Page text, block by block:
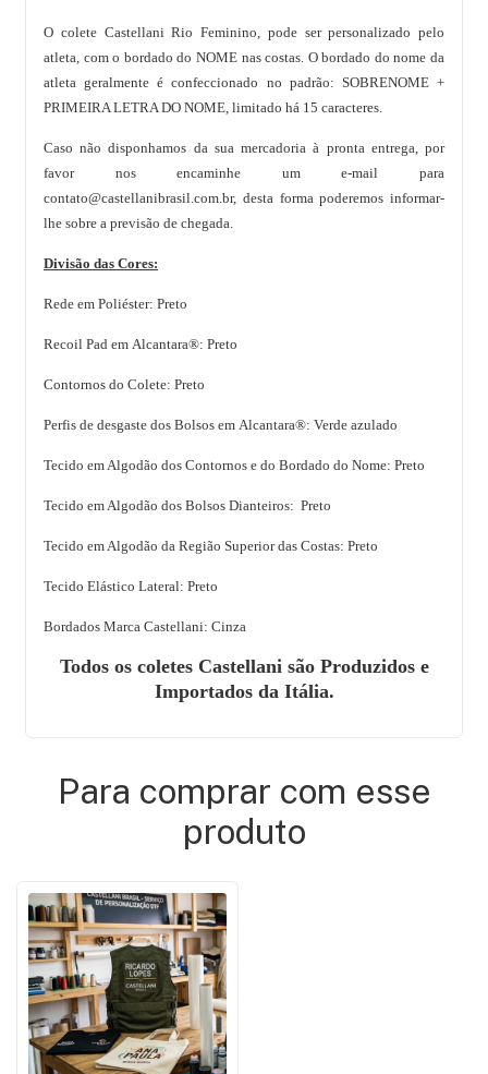
O colete Castellani Rio Feminino, pode ser personalizado pelo
atleta, com o bordado do NOME nas costas. O bordado do nome da
atleta geralmente é confeccionado no padrão: SOBRENOME +
PRIMEIRA LETRA DO NOME, limitado há 15 caracteres.
Caso não disponhamos da sua mercadoria à pronta entrega, por
favor nos encaminhe um e-mail para
contato@castellanibrasil.com.br, desta forma poderemos informar-
lhe sobre a previsão de chegada.
Divisão das Cores:
Rede em Poliéster: Preto
Recoil Pad em Alcantara®: Preto
Contornos do Colete: Preto
Perfis de desgaste dos Bolsos em Alcantara®: Verde azulado
Tecido em Algodão dos Contornos e do Bordado do Nome: Preto
Tecido em Algodão dos Bolsos Dianteiros: Preto
Tecido em Algodão da Região Superior das Costas: Preto
Tecido Elástico Lateral: Preto
Bordados Marca Castellani: Cinza
Todos os coletes Castellani são Produzidos e
Importados da Itália.
Para comprar com esse
produto